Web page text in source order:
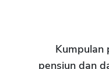
Kumpulan
pensiun dan